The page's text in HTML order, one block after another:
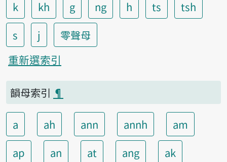
k
kh g ng h ts
tsh
s
j
零聲母
重新選索引
韻母索引 ¶
a ah ann annh
am
ap
an at ang ak